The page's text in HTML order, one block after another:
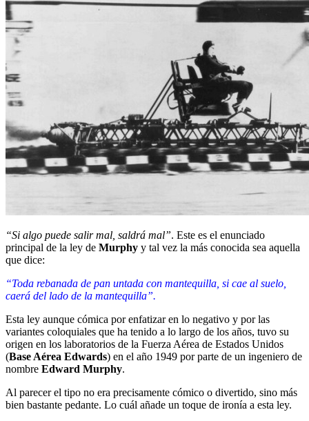
“Si algo puede salir mal, saldrá mal”. Este es el enunciado
principal de la ley de Murphy y tal vez la más conocida sea aquella
que dice:
“Toda rebanada de pan untada con mantequilla, si cae al suelo,
caerá del lado de la mantequilla”.
Esta ley aunque cómica por enfatizar en lo negativo y por las
variantes coloquiales que ha tenido a lo largo de los años, tuvo su
origen en los laboratorios de la Fuerza Aérea de Estados Unidos
(Base Aérea Edwards) en el año 1949 por parte de un ingeniero de
nombre Edward Murphy.
Al parecer el tipo no era precisamente cómico o divertido, sino más
bien bastante pedante. Lo cuál añade un toque de ironía a esta ley.